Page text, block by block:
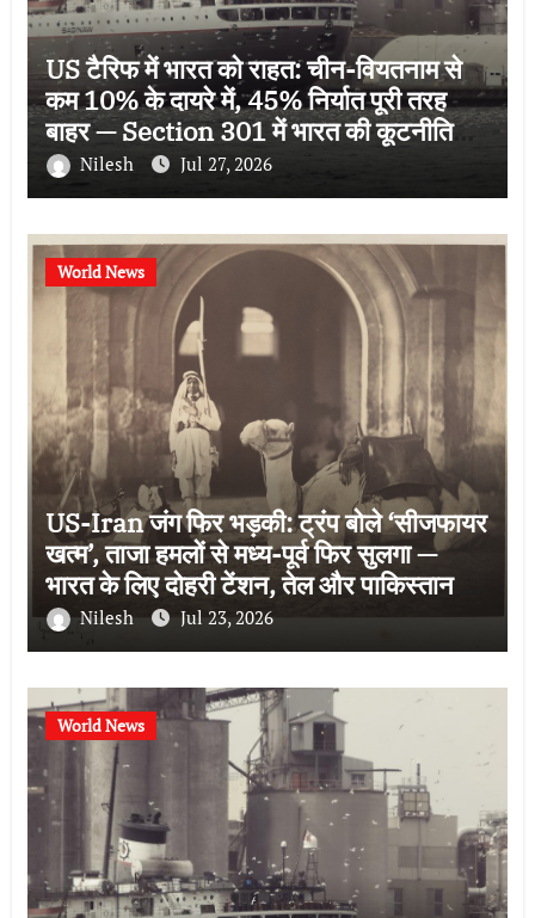
US टैरिफ में भारत को राहत: चीन-वियतनाम से
कम 10% के दायरे में, 45% निर्यात पूरी तरह
बाहर — Section 301 में भारत की कूटनीतिक
जीतNilesh Jul 27, 2026
World News
US-Iran जंग फिर भड़की: ट्रंप बोले ‘सीजफायर
खत्म’, ताजा हमलों से मध्य-पूर्व फिर सुलगा —
भारत के लिए दोहरी टेंशन, तेल और पाकिस्तान की
भूमिकाNilesh Jul 23, 2026
World News